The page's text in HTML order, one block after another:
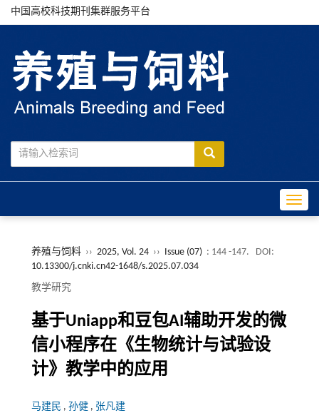
中国高校科技期刊集群服务平台
养殖与饲料 ›› 2025, Vol. 24 ›› Issue (07) : 144 -147.
DOI:
10.13300/j.cnki.cn42-1648/s.2025.07.034
教学研究
基于Uniapp和豆包AI辅助开发的微
信小程序在《生物统计与试验设
计》教学中的应用
马建民 , 孙健 , 张凡建